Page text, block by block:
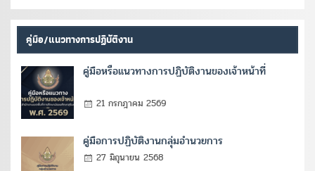
คู่มือ/แนวทางการปฏิบัติงาน
คู่มือหรือแนวทางการปฏิบัติงานของเจ้าหน้าที่
21 กรกฎาคม 2569
คู่มือการปฏิบัติงานกลุ่มอำนวยการ
27 มิถุนายน 2568